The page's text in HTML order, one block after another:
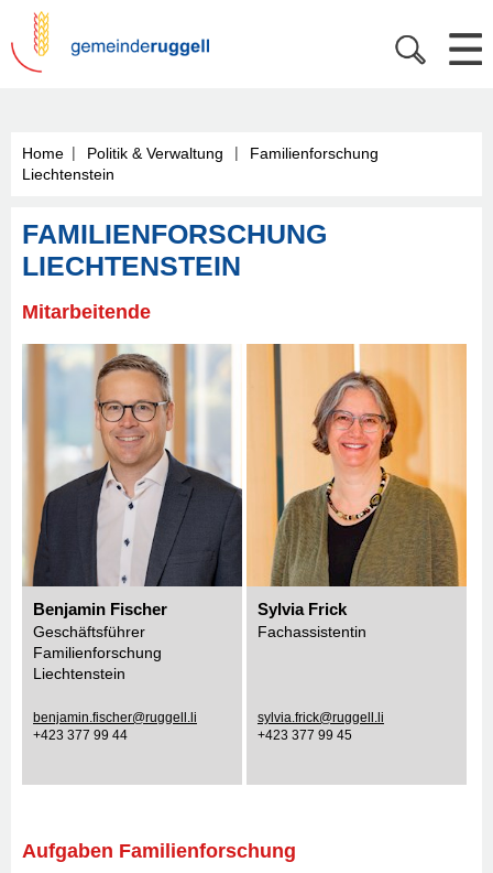
Home | Politik & Verwaltung |
Familienforschung
Liechtenstein
FAMILIENFORSCHUNG
LIECHTENSTEIN
Mitarbeitende
Benjamin Fischer
Geschäftsführer
Familienforschung
Liechtenstein
benjamin.fischer@ruggell.li
+423 377 99 44
Sylvia Frick
Fachassistentin
sylvia.frick@ruggell.li
+423 377 99 45
Aufgaben Familienforschung